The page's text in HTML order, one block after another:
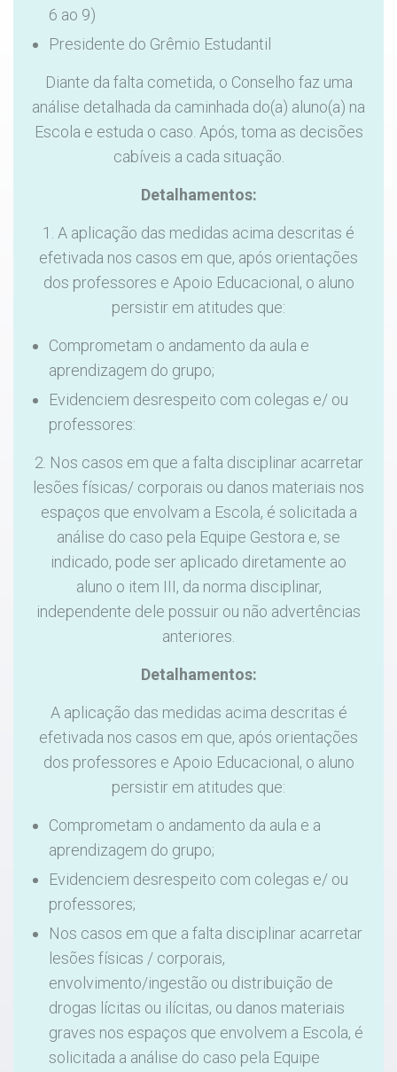
6 ao 9)
Presidente do Grêmio Estudantil
Diante da falta cometida, o Conselho faz uma
análise detalhada da caminhada do(a) aluno(a) na
Escola e estuda o caso. Após, toma as decisões
cabíveis a cada situação.
Detalhamentos:
1. A aplicação das medidas acima descritas é
efetivada nos casos em que, após orientações
dos professores e Apoio Educacional, o aluno
persistir em atitudes que:
Comprometam o andamento da aula e
aprendizagem do grupo;
Evidenciem desrespeito com colegas e/ ou
professores:
2. Nos casos em que a falta disciplinar acarretar
lesões físicas/ corporais ou danos materiais nos
espaços que envolvam a Escola, é solicitada a
análise do caso pela Equipe Gestora e, se
indicado, pode ser aplicado diretamente ao
aluno o item III, da norma disciplinar,
independente dele possuir ou não advertências
anteriores.
Detalhamentos:
A aplicação das medidas acima descritas é
efetivada nos casos em que, após orientações
dos professores e Apoio Educacional, o aluno
persistir em atitudes que:
Comprometam o andamento da aula e a
aprendizagem do grupo;
Evidenciem desrespeito com colegas e/ ou
professores;
Nos casos em que a falta disciplinar acarretar
lesões físicas / corporais,
envolvimento/ingestão ou distribuição de
drogas lícitas ou ilícitas, ou danos materiais
graves nos espaços que envolvem a Escola, é
solicitada a análise do caso pela Equipe